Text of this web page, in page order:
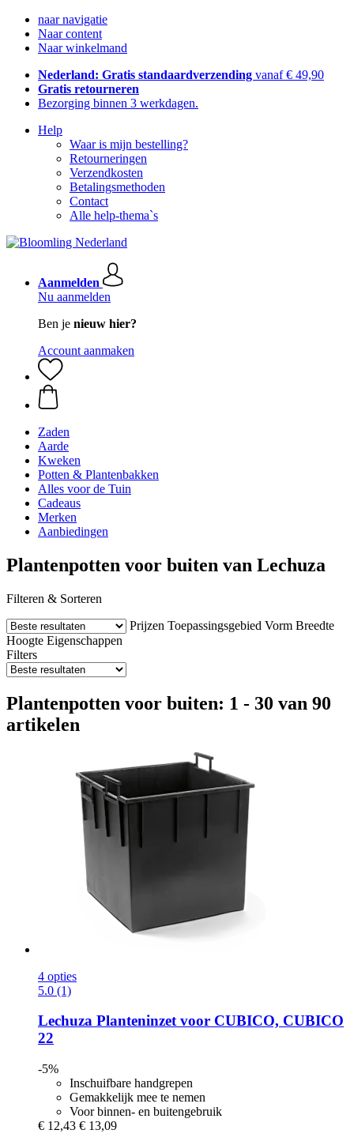
naar navigatie
Naar content
Naar winkelmand
Nederland: Gratis standaardverzending vanaf € 49,90
Gratis retourneren
Bezorging binnen 3 werkdagen.
Help
Waar is mijn bestelling?
Retourneringen
Verzendkosten
Betalingsmethoden
Contact
Alle help-thema`s
Aanmelden
Nu aanmelden
Ben je nieuw hier?
Account aanmaken
Zaden
Aarde
Kweken
Potten & Plantenbakken
Alles voor de Tuin
Cadeaus
Merken
Aanbiedingen
Plantenpotten voor buiten van Lechuza
Filteren & Sorteren
Prijzen Toepassingsgebied Vorm Breedte
Hoogte Eigenschappen
Filters
Plantenpotten voor buiten: 1 - 30 van 90
artikelen
4 opties
5.0 (1)
Lechuza Planteninzet voor CUBICO, CUBICO
22
-5%
Inschuifbare handgrepen
Gemakkelijk mee te nemen
Voor binnen- en buitengebruik
€ 12,43 € 13,09